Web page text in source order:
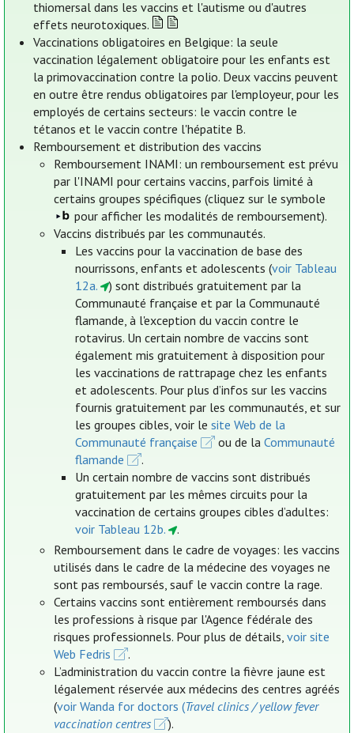
thiomersal dans les vaccins et l'autisme ou d'autres
effets neurotoxiques.
Vaccinations obligatoires en Belgique: la seule
vaccination légalement obligatoire pour les enfants est
la primovaccination contre la polio. Deux vaccins peuvent
en outre être rendus obligatoires par l'employeur, pour les
employés de certains secteurs: le vaccin contre le
tétanos et le vaccin contre l'hépatite B.
Remboursement et distribution des vaccins
Remboursement INAMI: un remboursement est prévu
par l'INAMI pour certains vaccins, parfois limité à
certains groupes spécifiques (cliquez sur le symbole
pour afficher les modalités de remboursement).
Vaccins distribués par les communautés.
Les vaccins pour la vaccination de base des
nourrissons, enfants et adolescents (voir Tableau
12a.
) sont distribués gratuitement par la
Communauté française et par la Communauté
flamande, à l'exception du vaccin contre le
rotavirus. Un certain nombre de vaccins sont
également mis gratuitement à disposition pour
les vaccinations de rattrapage chez les enfants
et adolescents. Pour plus d’infos sur les vaccins
fournis gratuitement par les communautés, et sur
les groupes cibles, voir le site Web de la
Communauté française
ou de la Communauté
flamande
.
Un certain nombre de vaccins sont distribués
gratuitement par les mêmes circuits pour la
vaccination de certains groupes cibles d’adultes:
voir Tableau 12b.
.
Remboursement dans le cadre de voyages: les vaccins
utilisés dans le cadre de la médecine des voyages ne
sont pas remboursés, sauf le vaccin contre la rage.
Certains vaccins sont entièrement remboursés dans
les professions à risque par l'Agence fédérale des
risques professionnels. Pour plus de détails,voir site
Web Fedris
.
L’administration du vaccin contre la fièvre jaune est
légalement réservée aux médecins des centres agréés
(voir Wanda for doctors (Travel clinics / yellow fever
vaccination centres
).